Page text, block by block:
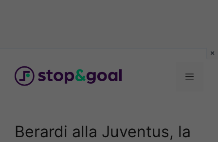
contenuto
Menu
Berardi alla Juventus, la